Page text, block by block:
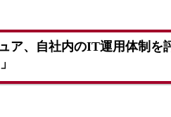
ア、自社内のIT運用体制を